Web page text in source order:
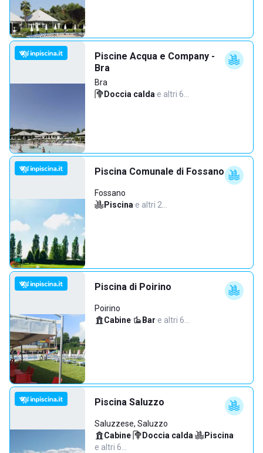
Piscine Acqua e Company -
Bra
Bra
Doccia calda·e altri 6…
Piscina Comunale di Fossano
Fossano
Piscina·e altri 2…
Piscina di Poirino
Poirino
Cabine· Bar·e altri 6…
Piscina Saluzzo
Saluzzese, Saluzzo
Cabine· Doccia calda· Piscina·
e altri 6…